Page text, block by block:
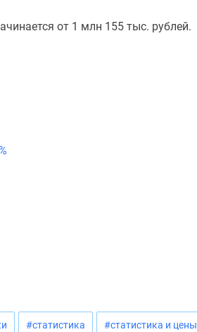
от 1 млн 155 тыс. рублей.
#статистика #статистика и цены